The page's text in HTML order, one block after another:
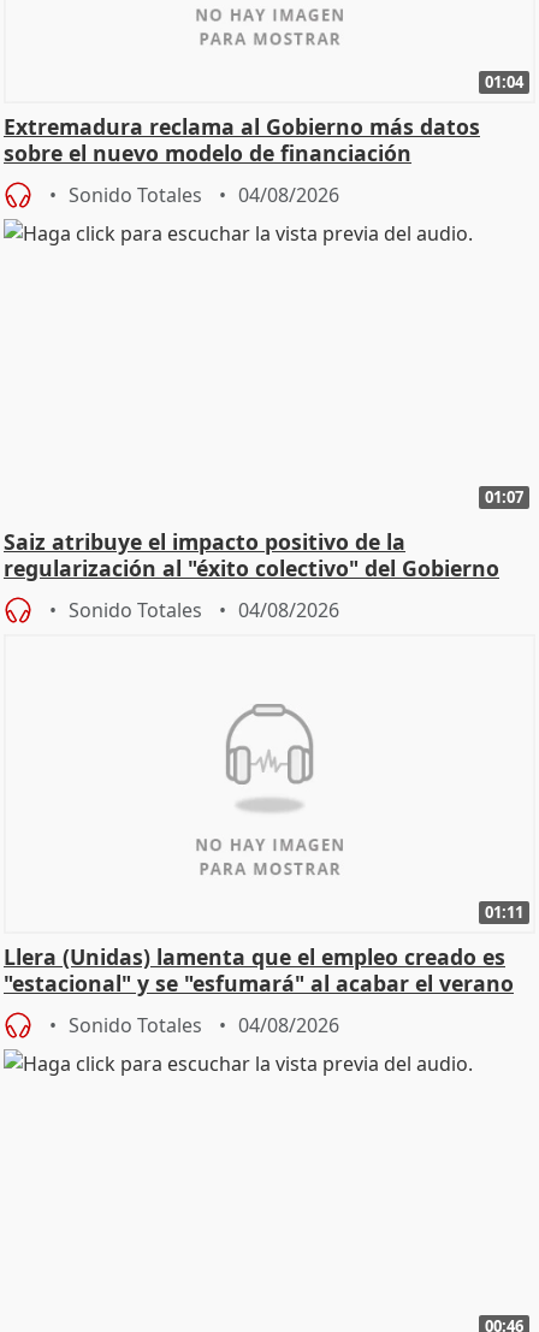
01:04
Extremadura reclama al Gobierno más datos
sobre el nuevo modelo de financiación
Sonido Totales 04/08/2026
01:07
Saiz atribuye el impacto positivo de la
regularización al "éxito colectivo" del Gobierno
Sonido Totales 04/08/2026
01:11
Llera (Unidas) lamenta que el empleo creado es
"estacional" y se "esfumará" al acabar el verano
Sonido Totales 04/08/2026
00:46